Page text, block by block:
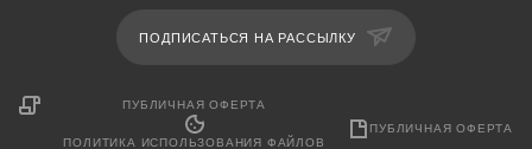
ПОДПИСАТЬСЯ НА РАССЫЛКУ
ПУБЛИЧНАЯ ОФЕРТА
ПОЛИТИКА ИСПОЛЬЗОВАНИЯ ФАЙЛОВ
ПУБЛИЧНАЯ ОФЕРТА